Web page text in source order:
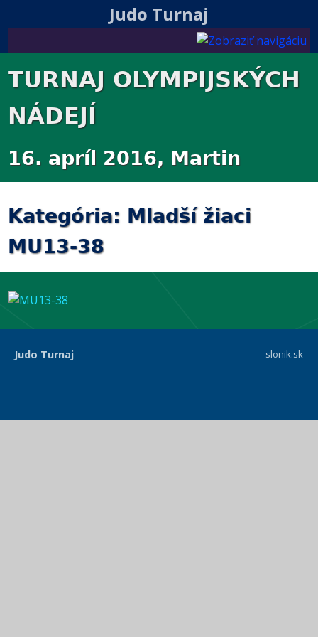
Judo Turnaj
TURNAJ OLYMPIJSKÝCH
NÁDEJÍ
16. apríl 2016, Martin
Kategória: Mladší žiaci
MU13-38
Judo Turnaj slonik.sk